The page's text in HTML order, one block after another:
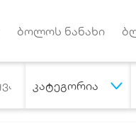
ბოლოს ნანახი
კატეგორია